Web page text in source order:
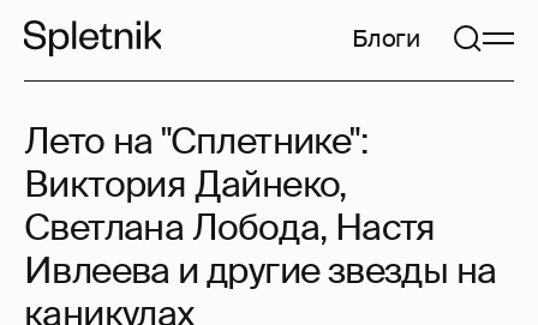
Блоги
Лето на "Сплетнике":
Виктория Дайнеко,
Светлана Лобода, Настя
Ивлеева и другие звезды на
каникулах